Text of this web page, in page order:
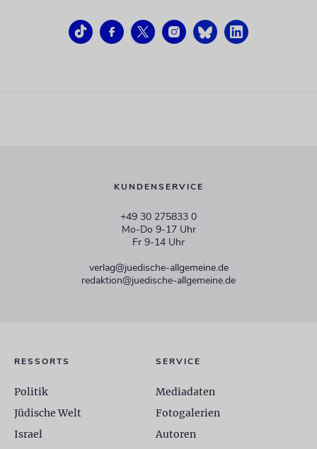
KUNDENSERVICE
+49 30 275833 0
Mo-Do 9-17 Uhr
Fr 9-14 Uhr
verlag@juedische-allgemeine.de
redaktion@juedische-allgemeine.de
RESSORTS
Politik
Jüdische Welt
Israel
SERVICE
Mediadaten
Fotogalerien
Autoren